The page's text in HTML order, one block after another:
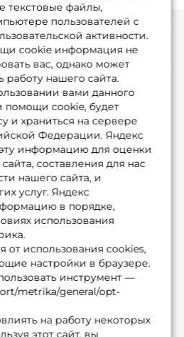
текстовые файлы,
пользователей с
активности.
cookie информация не
вас, однако может
нашего сайта.
вами данного
помощи cookie, будет
и храниться на сервере
Федерации. Яндекс
информацию для оценки
составления для нас
нашего сайта, и
услуг. Яндекс
в порядке,
использования
от использования cookies,
настройки в браузере.
инструмент —
metrika/general/opt-
на работу некоторых
этот сайт, вы
2009-2026
магазине
Оплата
bonus
Гуру
программа
д.7